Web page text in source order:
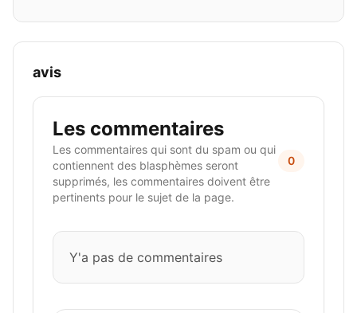
avis
Les commentaires
Les commentaires qui sont du spam ou qui
contiennent des blasphèmes seront
supprimés, les commentaires doivent être
pertinents pour le sujet de la page.
0
Y'a pas de commentaires